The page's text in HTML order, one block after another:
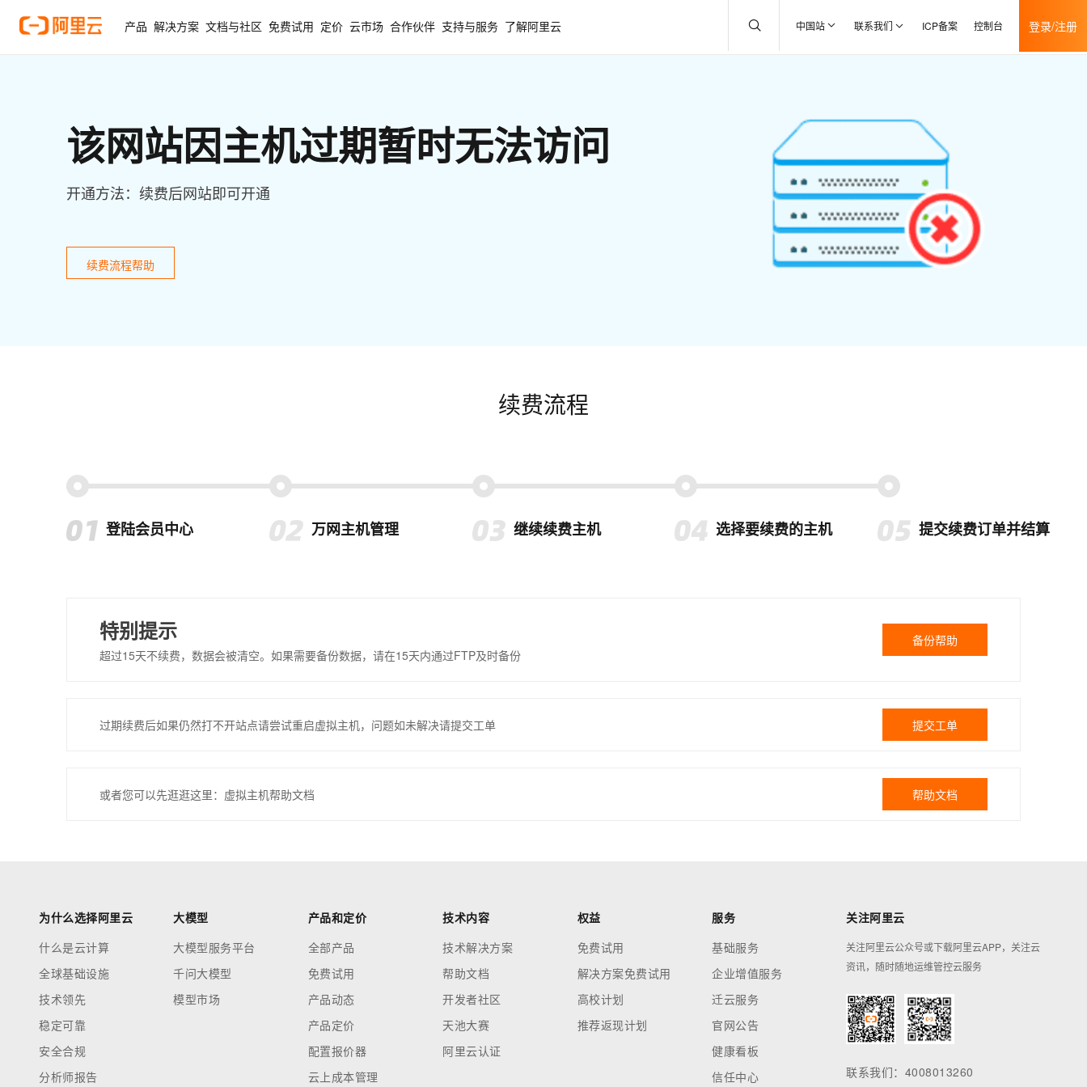
产品 解决方案 文档与社区 免费试用 定价 云市场 合作伙伴 支持与服务 了解阿里云 中国站 联系我们 ICP备案 控制台 登录/注册
该网站因主机过期暂时无法访问
开通方法：续费后网站即可开通
续费流程帮助
续费流程
登陆会员中心 万网主机管理 继续续费主机 选择要续费的主机 提交续费订单并结算
特别提示
超过15天不续费，数据会被清空。如果需要备份数据，请在15天内通过FTP及时备份
备份帮助
过期续费后如果仍然打不开站点请尝试重启虚拟主机，问题如未解决请提交工单 提交工单
或者您可以先逛逛这里：虚拟主机帮助文档 帮助文档